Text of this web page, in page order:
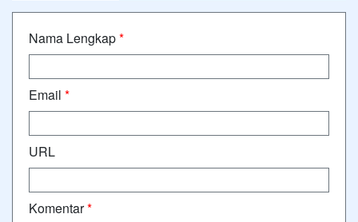
Nama Lengkap*
Email *
URL
Komentar*